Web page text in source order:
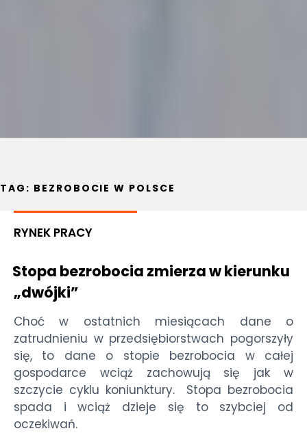
TAG: BEZROBOCIE W POLSCE
RYNEK PRACY
Stopa bezrobocia zmierza w kierunku
„dwójki”
Choć w ostatnich miesiącach dane o
zatrudnieniu w przedsiębiorstwach pogorszyły
się, to dane o stopie bezrobocia w całej
gospodarce wciąż zachowują się jak w
szczycie cyklu koniunktury. Stopa bezrobocia
spada i wciąż dzieje się to szybciej od
oczekiwań.